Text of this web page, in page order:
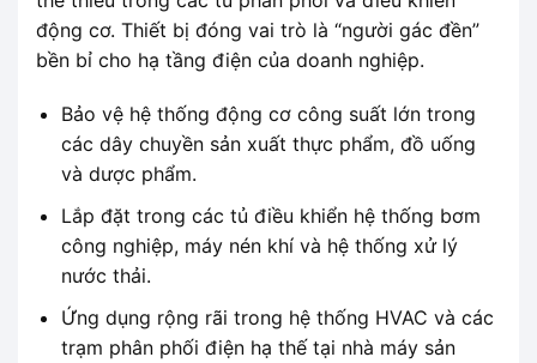
động cơ. Thiết bị đóng vai trò là “người gác đền”
bền bỉ cho hạ tầng điện của doanh nghiệp.
Bảo vệ hệ thống động cơ công suất lớn trong
các dây chuyền sản xuất thực phẩm, đồ uống
và dược phẩm.
Lắp đặt trong các tủ điều khiển hệ thống bơm
công nghiệp, máy nén khí và hệ thống xử lý
nước thải.
Ứng dụng rộng rãi trong hệ thống HVAC và các
trạm phân phối điện hạ thế tại nhà máy sản